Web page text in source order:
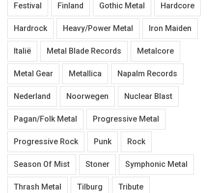
Festival Finland Gothic Metal Hardcore
Hardrock Heavy/Power Metal Iron Maiden
Italië Metal Blade Records Metalcore
Metal Gear Metallica Napalm Records
Nederland Noorwegen Nuclear Blast
Pagan/Folk Metal Progressive Metal
Progressive Rock Punk Rock
Season Of Mist Stoner Symphonic Metal
Thrash Metal Tilburg Tribute